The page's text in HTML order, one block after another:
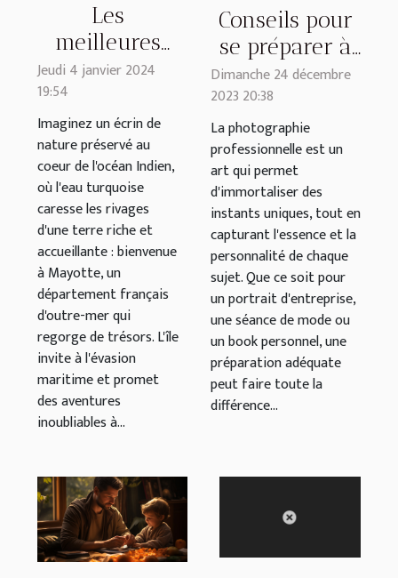
Les
meilleures
activités à
faire lors
d'une sortie
en bateau à
Mayotte
Jeudi 4 janvier 2024
19:54
Imaginez un écrin de
nature préservé au
coeur de l'océan Indien,
où l'eau turquoise
caresse les rivages
d'une terre riche et
accueillante : bienvenue
à Mayotte, un
département français
d'outre-mer qui
regorge de trésors. L'île
invite à l'évasion
maritime et promet
des aventures
inoubliables à...
Conseils pour
se préparer à
une séance
photo
professionnelle
Dimanche 24 décembre
2023 20:38
La photographie
professionnelle est un
art qui permet
d'immortaliser des
instants uniques, tout en
capturant l'essence et la
personnalité de chaque
sujet. Que ce soit pour
un portrait d'entreprise,
une séance de mode ou
un book personnel, une
préparation adéquate
peut faire toute la
différence...